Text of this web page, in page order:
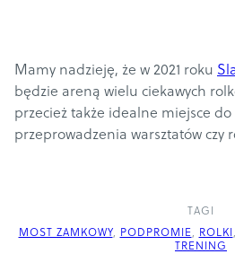
Mamy nadzieję, że w 2021 roku
będzie areną wielu ciekawych
przecież także idealne miejsce
przeprowadzenia warsztatów czy
TAGI
MOST ZAMKOWY, PODPROMIE, ROLKI,
TRENING